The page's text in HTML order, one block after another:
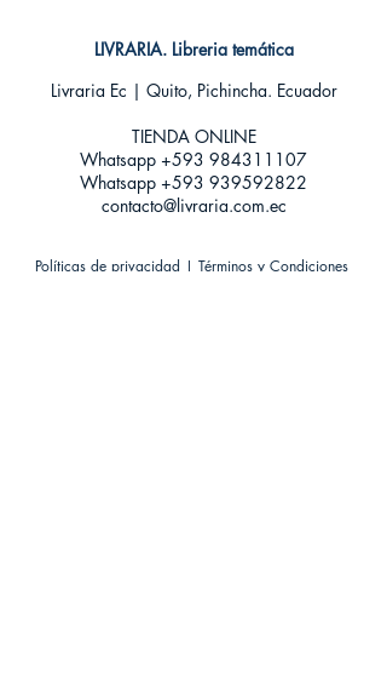
LIVRARIA. Libreria temática
Livraria Ec | Quito, Pichincha. Ecuador
TIENDA ONLINE​
Whatsapp +593 984311107
Whatsapp +593 939592822
contacto@livraria.com.ec
Políticas de privacidad | Términos y Condiciones